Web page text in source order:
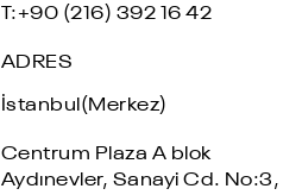
T:+90 (216) 392 16 42
ADRES
İstanbul(Merkez)
Centrum Plaza A blok
Aydınevler, Sanayi Cd. No:3,